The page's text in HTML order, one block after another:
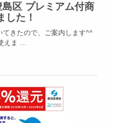
区 プレミアム付商
した！
きたので、ご案内します^^
えま …